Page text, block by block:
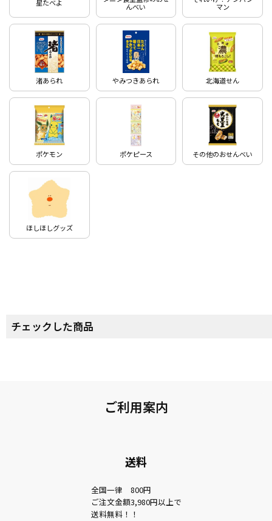
星たべよ
んべい
マン
渚あられ やみつきあられ 北海道せん
ポケモン ポケピース その他のおせんべい
ほしほしグッズ
チェックした商品
ご利用案内
送料
全国一律 800円
ご注文金額3,980円以上で
送料無料！！